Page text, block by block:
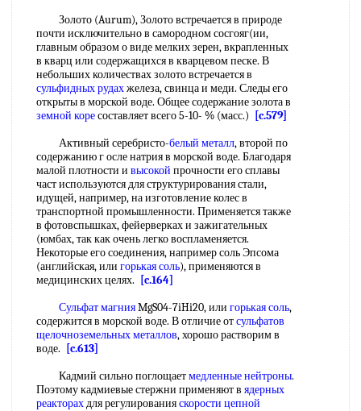
Золото (Aurum), Золото встречается в природе
почти исключительно в самородном сосгояг(ии,
главным образом о виде мелких зерен, вкрапленных
в кварц или содержащихся в кварцевом песке. В
небольших количествах золото встречается в
сульфидных рудахжелеза, свинца и меди. Следы его
открыты в морской воде. Общее содержание золота в
земной коресоставляет всего 5-10- % (масс.)
[c.579]
Активный серебристо-белый металл, второй по
содержанию г осле натрия в морской воде. Благодаря
малой плотности и высокой прочности его сплавы
част используются для структурирования стали,
идущей, например, на изготовление колес в
транспортной промышленности. Применяется также
в фотовспышках, фейерверках и зажигательных
(юмбах, так как очень легко воспламеняется.
Некоторые его соединения, например соль Эпсома
(английская, или горькая соль), применяются в
медицинских целях.
[c.164]
Сульфат магнияMgS04-7iHi20, или горькая соль,
содержится в морской воде. В отличие отсульфатов
щелочноземельных металлов, хорошо растворим в
воде.
[c.613]
Кадмий сильно поглощаетмедленные нейтроны.
Поэтому кадмиевые стержни применяют в ядерных
реакторахдля регулированияскорости цепной